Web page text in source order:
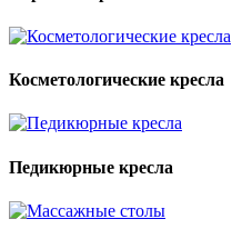
Косметологические кресла
Педикюрные кресла